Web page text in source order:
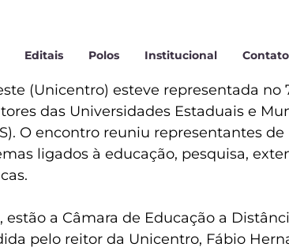
Editais Polos Institucional
(Unicentro) esteve representada no
das Universidades Estaduais e
O encontro reuniu representantes
ligados à educação, pesquisa,
a Câmara de Educação a
pelo reitor da Unicentro, Fábio